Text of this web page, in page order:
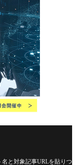
と対象記事URLを貼りつ